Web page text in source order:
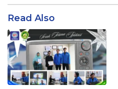
Read Also